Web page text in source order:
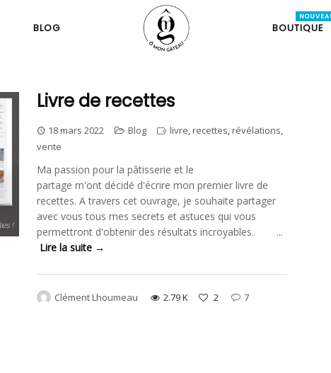
BLOG BOUTIQUE
Livre de recettes
18 mars 2022 Blog livre,recettes,révélations,
vente
Ma passion pour la pâtisserie et le
partage m'ont décidé d'écrire mon premier livre de
recettes. A travers cet ouvrage, je souhaite partager
avec vous tous mes secrets et astuces qui vous
permettront d'obtenir des résultats incroyables. ...
Lire la suite →
Clément Lhoumeau 2.79 K 2 7